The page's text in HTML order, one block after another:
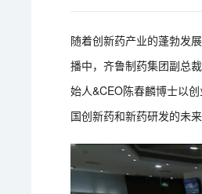
随着创新药产业的蓬勃发
播中，齐鲁制药集团副总
始人&CEO陈春麟博士以
国创新药和新药研发的未来